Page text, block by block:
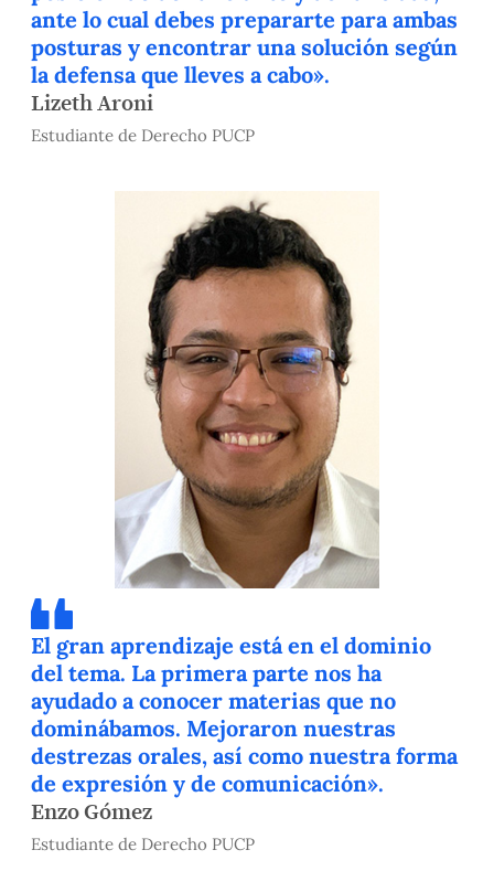
ante lo cual debes prepararte para ambas
posturas y encontrar una solución según
la defensa que lleves a cabo».
Lizeth Aroni
Estudiante de Derecho PUCP
El gran aprendizaje está en el dominio
del tema. La primera parte nos ha
ayudado a conocer materias que no
dominábamos. Mejoraron nuestras
destrezas orales, así como nuestra forma
de expresión y de comunicación».
Enzo Gómez
Estudiante de Derecho PUCP